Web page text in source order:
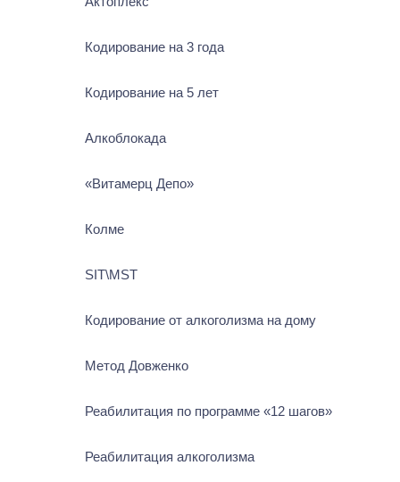
Кодирование на 3 года
Кодирование на 5 лет
Алкоблокада
«Витамерц Депо»
Колме
SIT\MST
Кодирование от алкоголизма на дому
Метод Довженко
Реабилитация по программе «12 шагов»
Реабилитация алкоголизма